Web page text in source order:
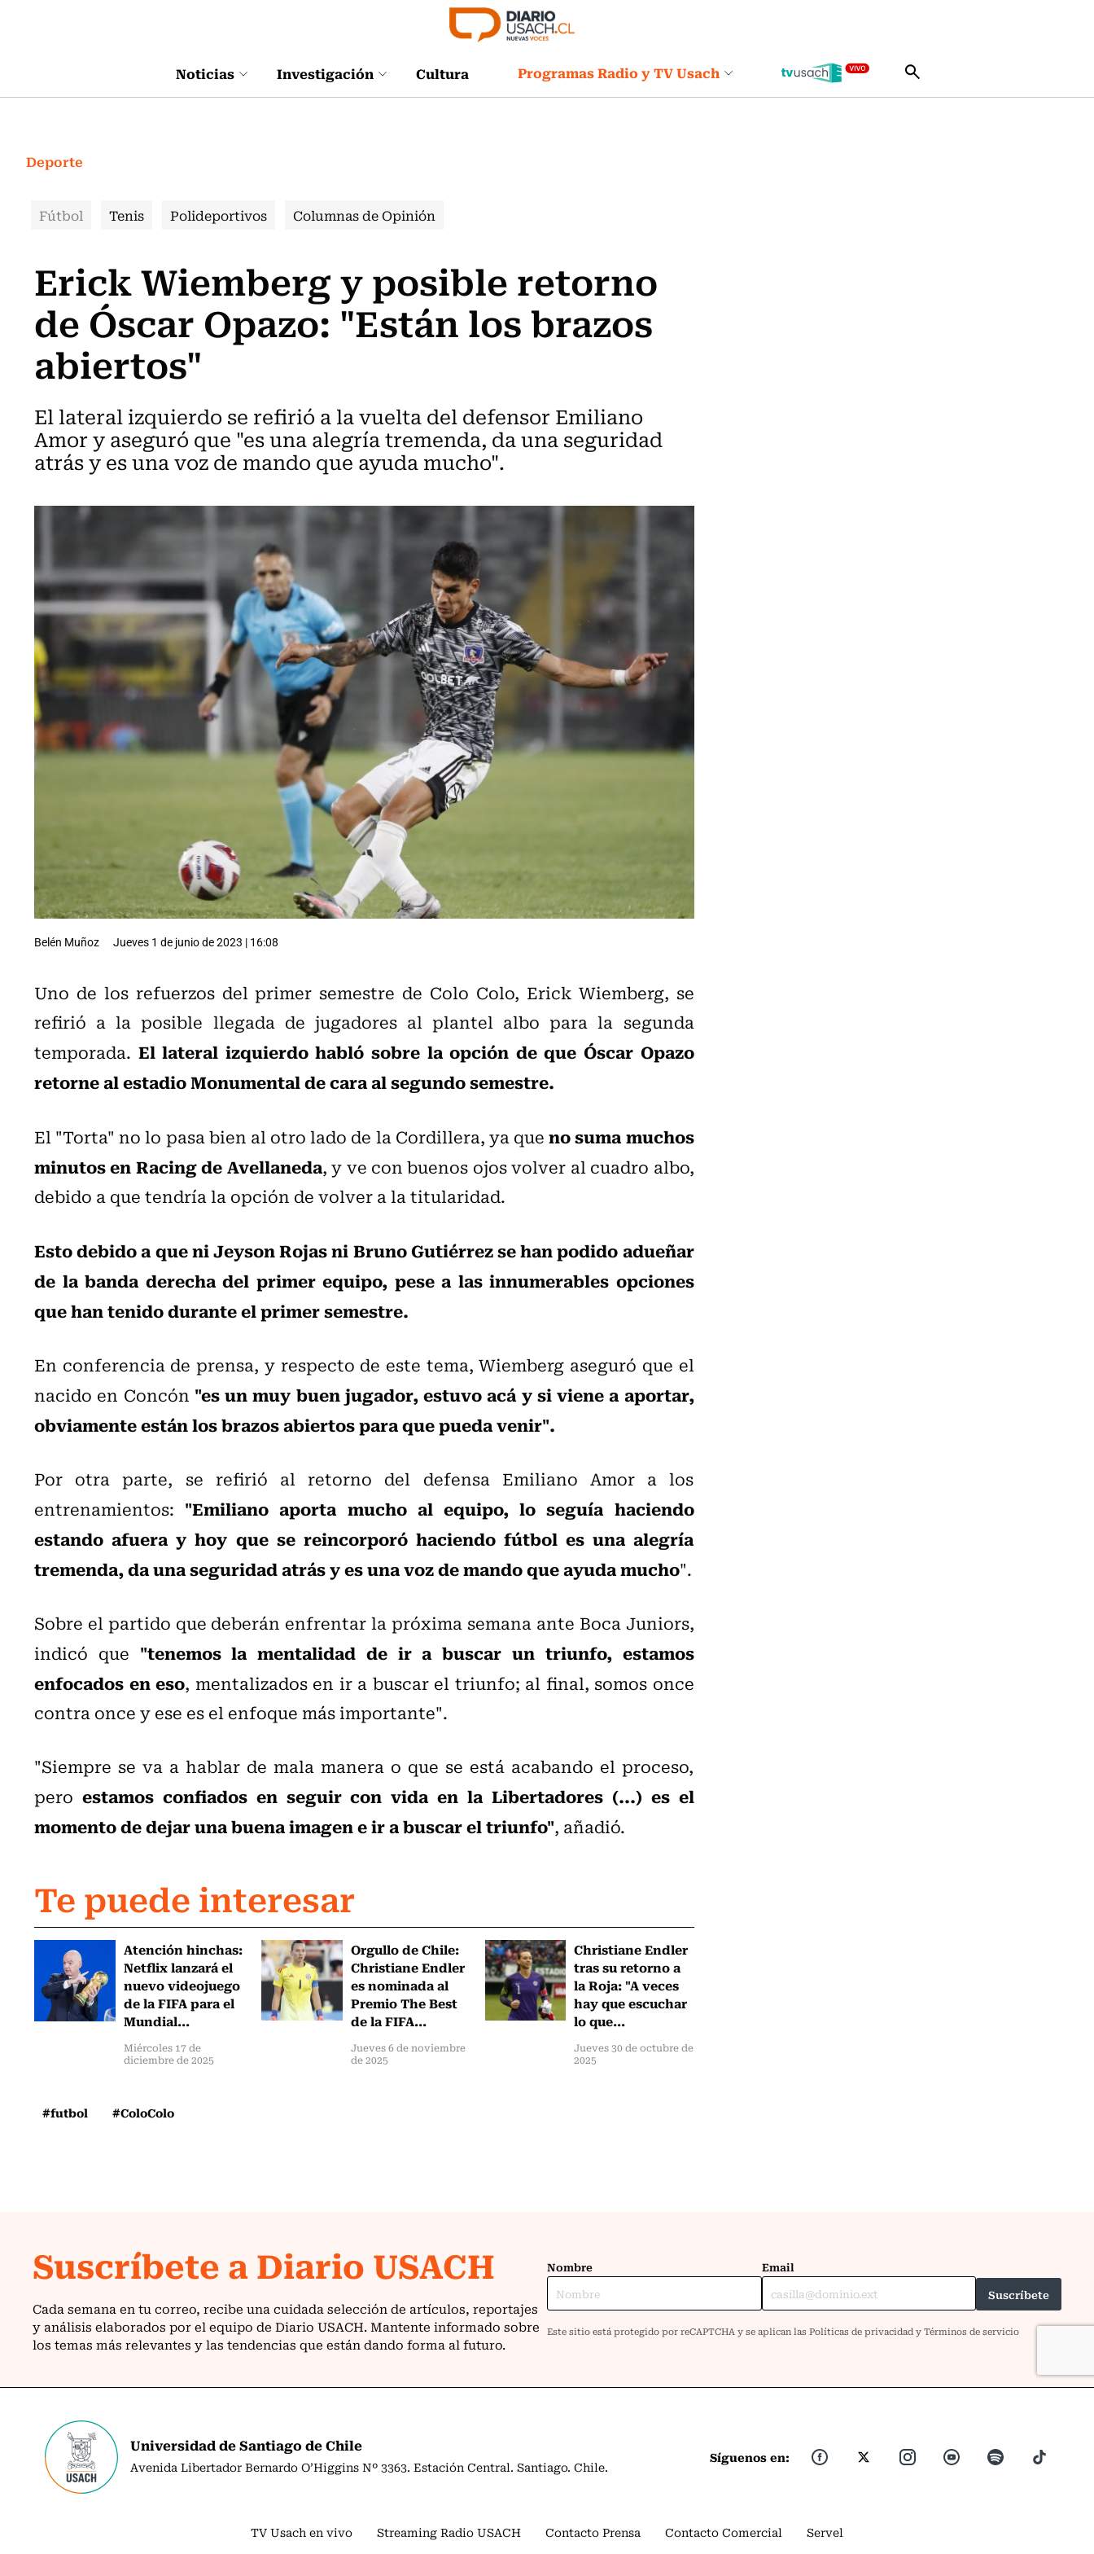
Noticias Investigación Cultura Programas Radio y TV Usach
Deporte
Fútbol Tenis Polideportivos Columnas de Opinión
Erick Wiemberg y posible retorno
de Óscar Opazo: "Están los brazos
abiertos"
El lateral izquierdo se refirió a la vuelta del defensor Emiliano
Amor y aseguró que "es una alegría tremenda, da una seguridad
atrás y es una voz de mando que ayuda mucho".
Belén Muñoz Jueves 1 de junio de 2023 | 16:08
Uno de los refuerzos del primer semestre de Colo Colo, Erick Wiemberg, se
refirió a la posible llegada de jugadores al plantel albo para la segunda
temporada. El lateral izquierdo habló sobre la opción de que Óscar Opazo
retorne al estadio Monumental de cara al segundo semestre.
El "Torta" no lo pasa bien al otro lado de la Cordillera, ya queno suma muchos
minutos en Racing de Avellaneda, y ve con buenos ojos volver al cuadro albo,
debido a que tendría la opción de volver a la titularidad.
Esto debido a que ni Jeyson Rojas ni Bruno Gutiérrez se han podido adueñar
de la banda derecha del primer equipo, pese a las innumerables opciones
que han tenido durante el primer semestre.
En conferencia de prensa, y respecto de este tema, Wiemberg aseguró que el
nacido en Concón "es un muy buen jugador, estuvo acá y si viene a aportar,
obviamente están los brazos abiertos para que pueda venir".
Por otra parte, se refirió al retorno del defensa Emiliano Amor a los
entrenamientos: "Emiliano aporta mucho al equipo, lo seguía haciendo
estando afuera y hoy que se reincorporó haciendo fútbol es una alegría
tremenda, da una seguridad atrás y es una voz de mando que ayuda mucho".
Sobre el partido que deberán enfrentar la próxima semana ante Boca Juniors,
indicó que "tenemos la mentalidad de ir a buscar un triunfo, estamos
enfocados en eso, mentalizados en ir a buscar el triunfo; al final, somos once
contra once y ese es el enfoque más importante".
"Siempre se va a hablar de mala manera o que se está acabando el proceso,
pero estamos confiados en seguir con vida en la Libertadores (...) es el
momento de dejar una buena imagen e ir a buscar el triunfo", añadió.
Te puede interesar
Atención hinchas:
Netflix lanzará el
nuevo videojuego
de la FIFA para el
Mundial...
Miércoles 17 de
diciembre de 2025
Orgullo de Chile:
Christiane Endler
es nominada al
Premio The Best
de la FIFA...
Jueves 6 de noviembre
de 2025
Christiane Endler
tras su retorno a
la Roja: "A veces
hay que escuchar
lo que...
Jueves 30 de octubre de
2025
#futbol #ColoColo
Universidad de Santiago de Chile
Avenida Libertador Bernardo O’Higgins Nº 3363. Estación Central. Santiago. Chile.
Síguenos en:
TV Usach en vivo Streaming Radio USACH Contacto Prensa Contacto Comercial Servel